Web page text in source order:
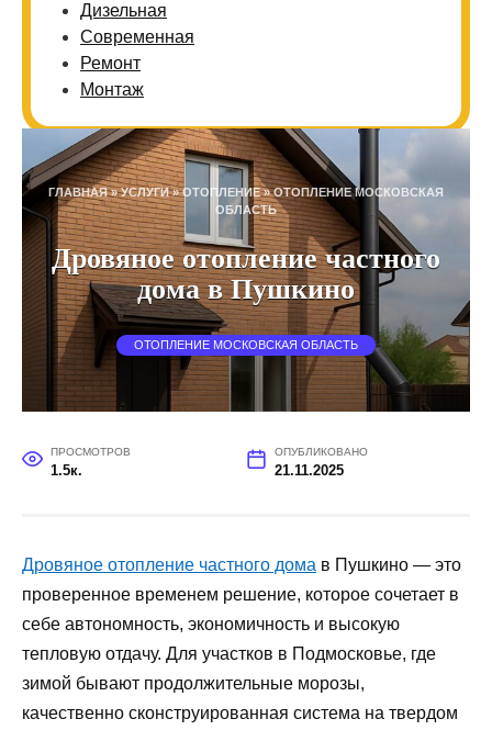
Дизельная
Современная
Ремонт
Монтаж
ГЛАВНАЯ»УСЛУГИ»ОТОПЛЕНИЕ»ОТОПЛЕНИЕ МОСКОВСКАЯ
ОБЛАСТЬ
Дровяное отопление частного
дома в Пушкино
ОТОПЛЕНИЕ МОСКОВСКАЯ ОБЛАСТЬ
ПРОСМОТРОВ
1.5к.
ОПУБЛИКОВАНО
21.11.2025
Дровяное отопление частного дома в Пушкино — это
проверенное временем решение, которое сочетает в
себе автономность, экономичность и высокую
тепловую отдачу. Для участков в Подмосковье, где
зимой бывают продолжительные морозы,
качественно сконструированная система на твердом